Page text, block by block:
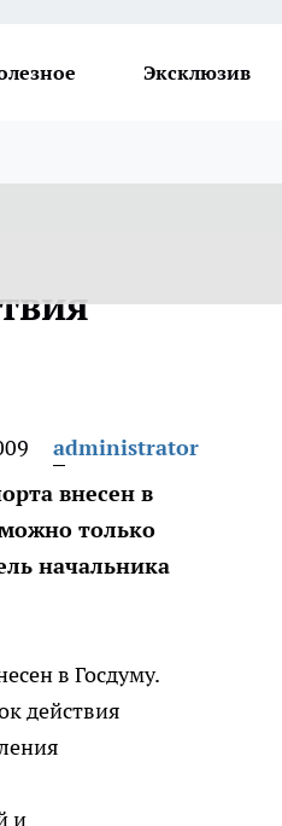
Эксклюзив
administrator
внесен в
только
начальника
в Госдуму.
действия
и